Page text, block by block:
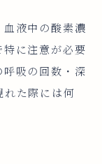
液中の酸素濃
に注意が必要
吸の回数・深
た際には何